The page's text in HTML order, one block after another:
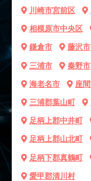
川崎市宮前区
相模原市中央区
鎌倉市 藤沢市
三浦市 秦野市
海老名市 座
三浦郡葉山町
足柄上郡中井町
足柄上郡山北町
足柄下郡真鶴町
愛甲郡清川村